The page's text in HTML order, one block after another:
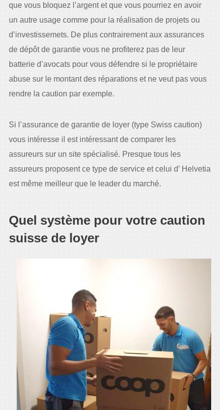
que vous bloquez l’argent et que vous pourriez en avoir
un autre usage comme pour la réalisation de projets ou
d’investissemets. De plus contrairement aux assurances
de dépôt de garantie vous ne profiterez pas de leur
batterie d’avocats pour vous défendre si le propriétaire
abuse sur le montant des réparations et ne veut pas vous
rendre la caution par exemple.
Si l’assurance de garantie de loyer (type Swiss caution)
vous intéresse il est intéressant de comparer les
assureurs sur un site spécialisé. Presque tous les
assureurs proposent ce type de service et celui d’ Helvetia
est même meilleur que le leader du marché.
Quel système pour votre caution
suisse de loyer